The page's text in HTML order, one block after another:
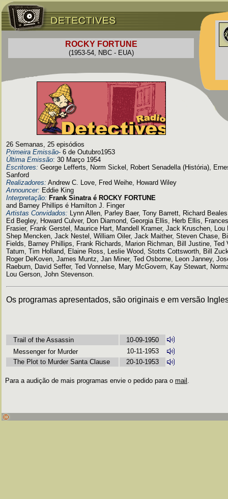
26 Semanas, 25 episódios
Primeira Emissão- 6 de Outubro1953
Última Emissão: 30 Março 1954
Escritores: George Lefferts, Norm Sickel, Robert Senadella (História),
Sanford
Realizadores: Andrew C. Love, Fred Weihe, Howard Wiley
Announcer: Eddie King
Interpretação: Frank Sinatra é ROCKY FORTUNE
and Barney Phillips é Hamilton J. Finger
Artistas Convidados: Lynn Allen, Parley Baer, Tony Barrett, Richard
Ed Begley, Howard Culver, Don Diamond, Georgia Ellis, Herb Ellis,
Frasier, Frank Gerstel, Maurice Hart, Mandell Kramer, Jack Kruschen, Lou
Shep Mencken, Jack Nestel, William Oiler, Jack Maither, Steven Chase,
Fields, Barney Phillips, Frank Richards, Marion Richman, Bill Justine, Ted
Tatum, Tim Holland, Elaine Ross, Leslie Wood, Stotts Cottsworth, Bill
Roger DeKoven, James Muntz, Jan Miner, Ted Osborne, Leon Janney,
Raeburn, David Seffer, Ted Vonnelse, Mary McGovern, Kay Stewart,
Lou Gerson, John Stevenson.
Os programas apresentados, são originais e em versão
ROCKY FORTUNE
(1953-54, NBC - EUA)
Trail of the Assassin
10-09-1950
Messenger for Murder
10-11-1953
The Plot to Murder Santa Clause
20-10-1953
Para a audição de mais programas envie o pedido para o mail .